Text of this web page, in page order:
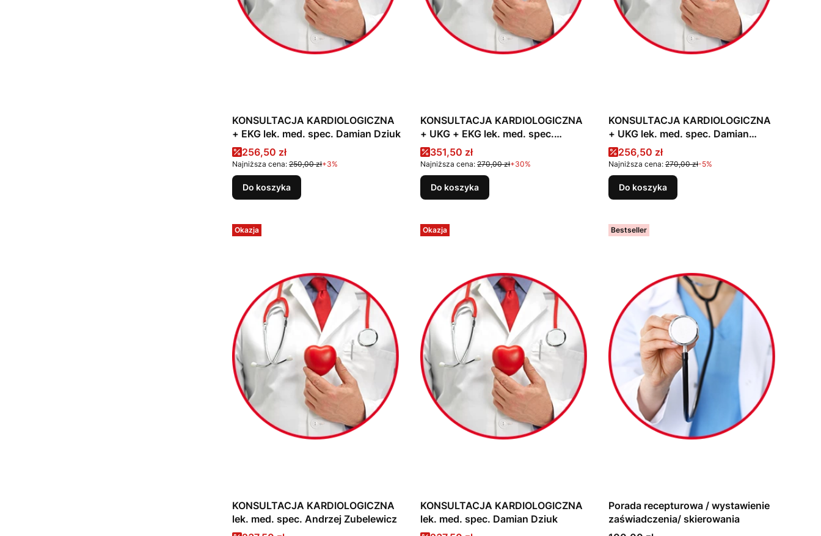
KONSULTACJA KARDIOLOGICZNA
+ EKG lek. med. spec. Damian Dziuk
Cena promocyjna
256,50 zł
Najniższa cena: 250,00 zł+3%
Do koszyka
KONSULTACJA KARDIOLOGICZNA
+ UKG + EKG lek. med. spec.
Damian Dziuk
Cena promocyjna
351,50 zł
Najniższa cena: 270,00 zł+30%
Do koszyka
KONSULTACJA KARDIOLOGICZNA
+ UKG lek. med. spec. Damian
Dziuk
Cena promocyjna
256,50 zł
Najniższa cena: 270,00 zł-5%
Do koszyka
Okazja
KONSULTACJA KARDIOLOGICZNA
lek. med. spec. Andrzej Zubelewicz
Okazja
KONSULTACJA KARDIOLOGICZNA
lek. med. spec. Damian Dziuk
Bestseller
Porada recepturowa / wystawienie
zaświadczenia/ skierowania